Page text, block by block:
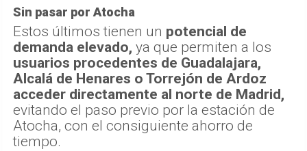
Sin pasar por Atocha
Estos últimos tienen un potencial de
demanda elevado, ya que permiten a los
usuarios procedentes de Guadalajara,
Alcalá de Henares o Torrejón de Ardoz
acceder directamente al norte de Madrid,
evitando el paso previo por la estación de
Atocha, con el consiguiente ahorro de
tiempo.